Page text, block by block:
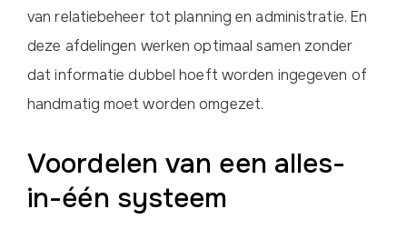
van relatiebeheer tot planning en administratie. En
deze afdelingen werken optimaal samen zonder
dat informatie dubbel hoeft worden ingegeven of
handmatig moet worden omgezet.
Voordelen van een alles-
in-één systeem